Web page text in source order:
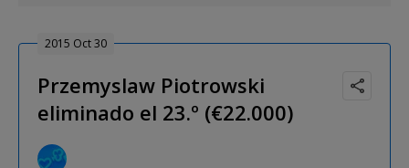
2015 Oct 30
Przemyslaw Piotrowski
eliminado el 23.º (€22.000)